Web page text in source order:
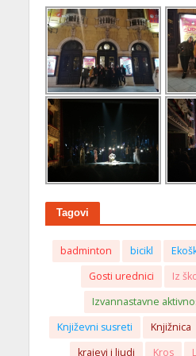
Tagovi
badminton bicikl
Gosti urednici
Iz
Izvannastavne
Književni susreti
Knjižnica
krajevi i ljudi
Kros